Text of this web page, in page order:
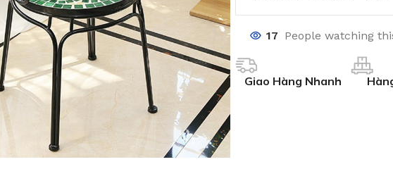
17 People watching
Giao Hàng Nhanh